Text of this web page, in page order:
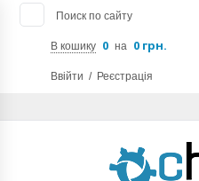
Поиск по сайту
В кошику 0 на 0 грн.
Ввійти / Реєстрація